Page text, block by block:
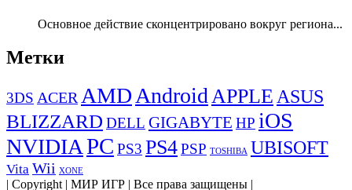
Основное действие сконцентрировано вокруг региона...
Метки
3DS ACERAMDAndroidAPPLEASUS
BLIZZARD DELL GIGABYTE HP iOS
NVIDIAPC PS3 PS4PSP TOSHIBA UBISOFT
Vita Wii XONE
| Copyright | МИР ИГР | Все права защищены |